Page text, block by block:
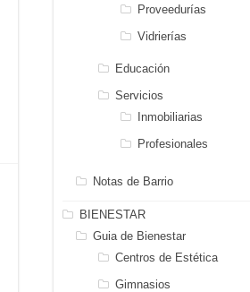
Proveedurías
Vidrierías
Educación
Servicios
Inmobiliarias
Profesionales
Notas de Barrio
BIENESTAR
Guia de Bienestar
Centros de Estética
Gimnasios